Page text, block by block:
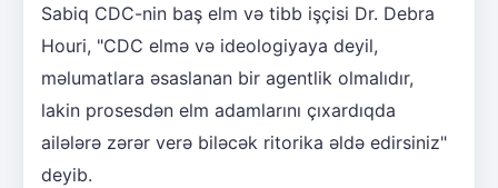
Sabiq CDC-nin baş elm və tibb işçisi Dr. Debra
Houri, "CDC elmə və ideologiyaya deyil,
məlumatlara əsaslanan bir agentlik olmalıdır,
lakin prosesdən elm adamlarını çıxardıqda
ailələrə zərər verə biləcək ritorika əldə edirsiniz"
deyib.